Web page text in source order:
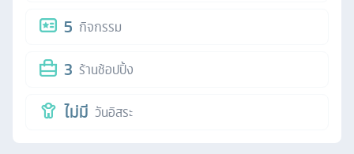
5 กิจกรรม
3 ร้านช้อปปิ้ง
ไม่มี วันอิสระ